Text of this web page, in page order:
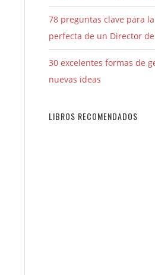
78 preguntas clave para
perfecta de un Director
30 excelentes formas de
nuevas ideas
LIBROS RECOMENDADOS